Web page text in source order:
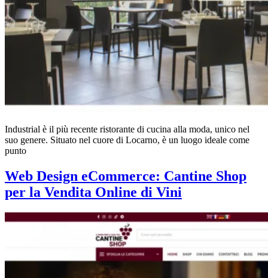
Industrial è il più recente ristorante di cucina alla moda, unico nel
suo genere. Situato nel cuore di Locarno, è un luogo ideale come
punto
Web Design eCommerce: Cantine Shop
per la Vendita Online di Vini